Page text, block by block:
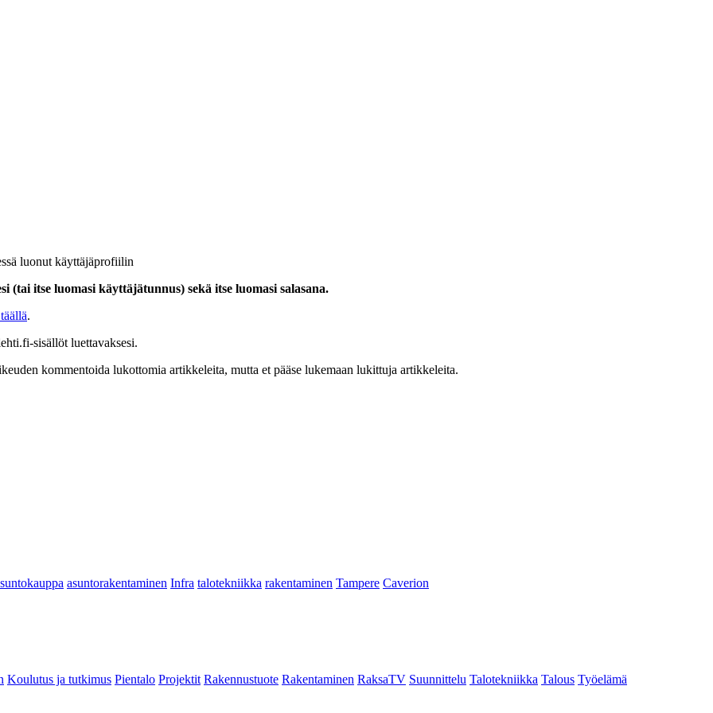
luonut käyttäjäprofiilin
itse luomasi käyttäjätunnus) sekä itse luomasi salasana.
.
sisällöt luettavaksesi.
kommentoida lukottomia artikkeleita, mutta et pääse lukemaan lukittuja artikkeleita.
asuntorakentaminen Infra talotekniikka rakentaminen Tampere Caverion
Koulutus ja tutkimus Pientalo Projektit Rakennustuote Rakentaminen RaksaTV Suunnittelu Talotekniikka Talous Työelämä